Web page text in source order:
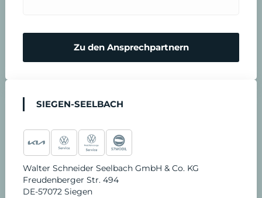
Zu den Ansprechpartnern
SIEGEN-SEELBACH
Walter Schneider Seelbach GmbH & Co. KG
Freudenberger Str. 494
DE-57072 Siegen